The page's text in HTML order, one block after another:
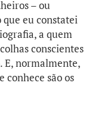
– ou
que eu constatei
a quem
conscientes
E, normalmente,
conhece são os